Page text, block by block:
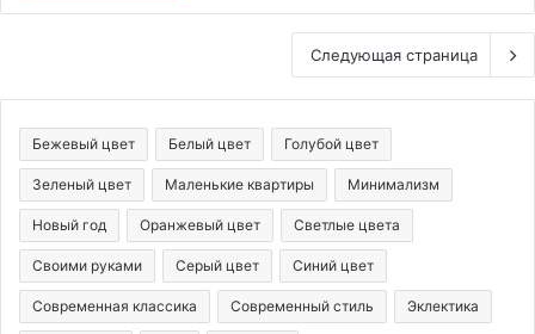
Следующая страница
Бежевый цвет Белый цвет Голубой цвет
Зеленый цвет Маленькие квартиры Минимализм
Новый год Оранжевый цвет Светлые цвета
Своими руками Серый цвет Синий цвет
Современная классика Современный стиль Эклектика